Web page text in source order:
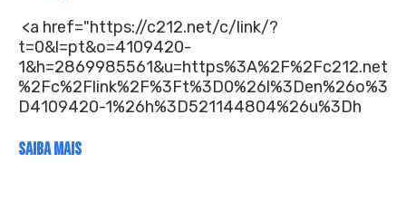
<a href="https://c212.net/c/link/?
t=0&l=pt&o=4109420-
1&h=2869985561&u=https%3A%2F%2Fc212.net
%2Fc%2Flink%2F%3Ft%3D0%26l%3Den%26o%3
D4109420-1%26h%3D521144804%26u%3Dh
SAIBA MAIS